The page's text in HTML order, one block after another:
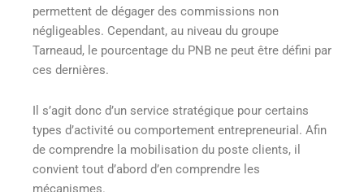
permettent de dégager des commissions non
négligeables. Cependant, au niveau du groupe
Tarneaud, le pourcentage du PNB ne peut être défini par
ces dernières.
Il s’agit donc d’un service stratégique pour certains
types d’activité ou comportement entrepreneurial. Afin
de comprendre la mobilisation du poste clients, il
convient tout d’abord d’en comprendre les
mécanismes.